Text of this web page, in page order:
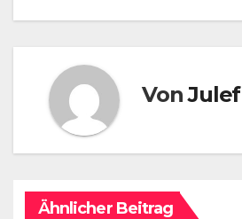
VonJulef
Ähnlicher Beitrag